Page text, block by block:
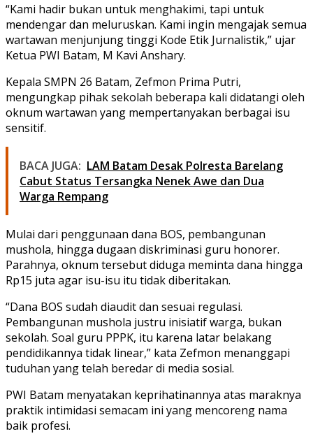
“Kami hadir bukan untuk menghakimi, tapi untuk
mendengar dan meluruskan. Kami ingin mengajak semua
wartawan menjunjung tinggi Kode Etik Jurnalistik,” ujar
Ketua PWI Batam, M Kavi Anshary.
Kepala SMPN 26 Batam, Zefmon Prima Putri,
mengungkap pihak sekolah beberapa kali didatangi oleh
oknum wartawan yang mempertanyakan berbagai isu
sensitif.
BACA JUGA: LAM Batam Desak Polresta Barelang
Cabut Status Tersangka Nenek Awe dan Dua
Warga Rempang
Mulai dari penggunaan dana BOS, pembangunan
mushola, hingga dugaan diskriminasi guru honorer.
Parahnya, oknum tersebut diduga meminta dana hingga
Rp15 juta agar isu-isu itu tidak diberitakan.
“Dana BOS sudah diaudit dan sesuai regulasi.
Pembangunan mushola justru inisiatif warga, bukan
sekolah. Soal guru PPPK, itu karena latar belakang
pendidikannya tidak linear,” kata Zefmon menanggapi
tuduhan yang telah beredar di media sosial.
PWI Batam menyatakan keprihatinannya atas maraknya
praktik intimidasi semacam ini yang mencoreng nama
baik profesi.